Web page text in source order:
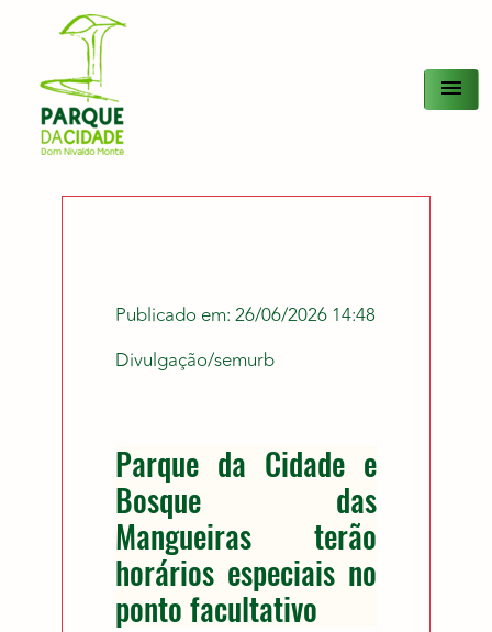
menu
Publicado em: 26/06/2026 14:48
Divulgação/semurb
Parque da Cidade e
Bosque das
Mangueiras terão
horários especiais no
ponto facultativo